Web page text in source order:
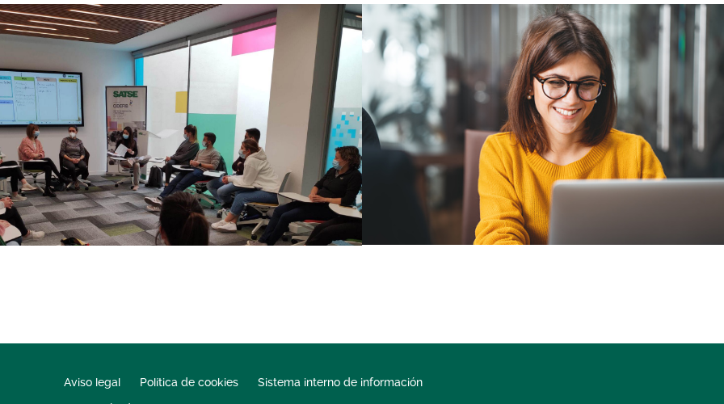
Aviso legal Política de cookies
Sistema interno de información